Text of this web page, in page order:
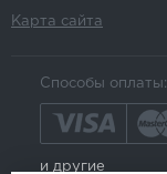
Карта сайта
Способы оплаты:
и другие